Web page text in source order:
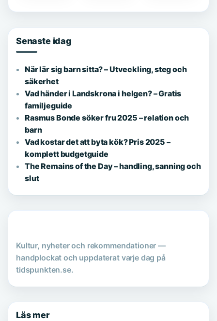
Senaste idag
När lär sig barn sitta? – Utveckling, steg och
säkerhet
Vad händer i Landskrona i helgen? – Gratis
familjeguide
Rasmus Bonde söker fru 2025 – relation och
barn
Vad kostar det att byta kök? Pris 2025 –
komplett budgetguide
The Remains of the Day – handling, sanning och
slut
Kultur, nyheter och rekommendationer —
handplockat och uppdaterat varje dag på
tidspunkten.se.
Läs mer